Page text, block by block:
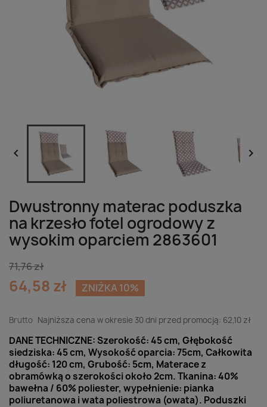
 
Dwustronny materac poduszka
na krzesło fotel ogrodowy z
wysokim oparciem 2863601
71,76 zł
64,58 zł ZNIŻKA 10%
Brutto Najniższa cena w okresie 30 dni przed promocją: 62,10 zł
DANE TECHNICZNE: Szerokość: 45 cm, Głębokość
siedziska: 45 cm, Wysokość oparcia: 75cm, Całkowita
długość: 120 cm, Grubość: 5cm, Materace z
obramówką o szerokości około 2cm. Tkanina: 40%
bawełna / 60% poliester, wypełnienie: pianka
poliuretanowa i wata poliestrowa (owata). Poduszki